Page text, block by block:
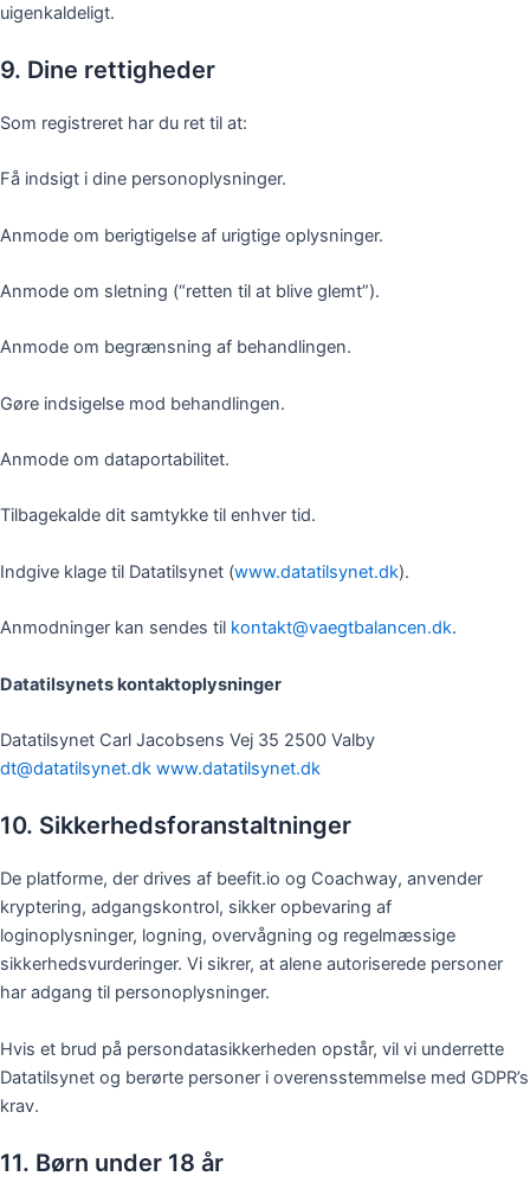
uigenkaldeligt.
9. Dine rettigheder
Som registreret har du ret til at:
Få indsigt i dine personoplysninger.
Anmode om berigtigelse af urigtige oplysninger.
Anmode om sletning (“retten til at blive glemt”).
Anmode om begrænsning af behandlingen.
Gøre indsigelse mod behandlingen.
Anmode om dataportabilitet.
Tilbagekalde dit samtykke til enhver tid.
Indgive klage til Datatilsynet (www.datatilsynet.dk).
Anmodninger kan sendes til kontakt@vaegtbalancen.dk.
Datatilsynets kontaktoplysninger
Datatilsynet Carl Jacobsens Vej 35 2500 Valby
dt@datatilsynet.dk www.datatilsynet.dk
10. Sikkerhedsforanstaltninger
De platforme, der drives af beefit.io og Coachway, anvender
kryptering, adgangskontrol, sikker opbevaring af
loginoplysninger, logning, overvågning og regelmæssige
sikkerhedsvurderinger. Vi sikrer, at alene autoriserede personer
har adgang til personoplysninger.
Hvis et brud på persondatasikkerheden opstår, vil vi underrette
Datatilsynet og berørte personer i overensstemmelse med GDPR’s
krav.
11. Børn under 18 år